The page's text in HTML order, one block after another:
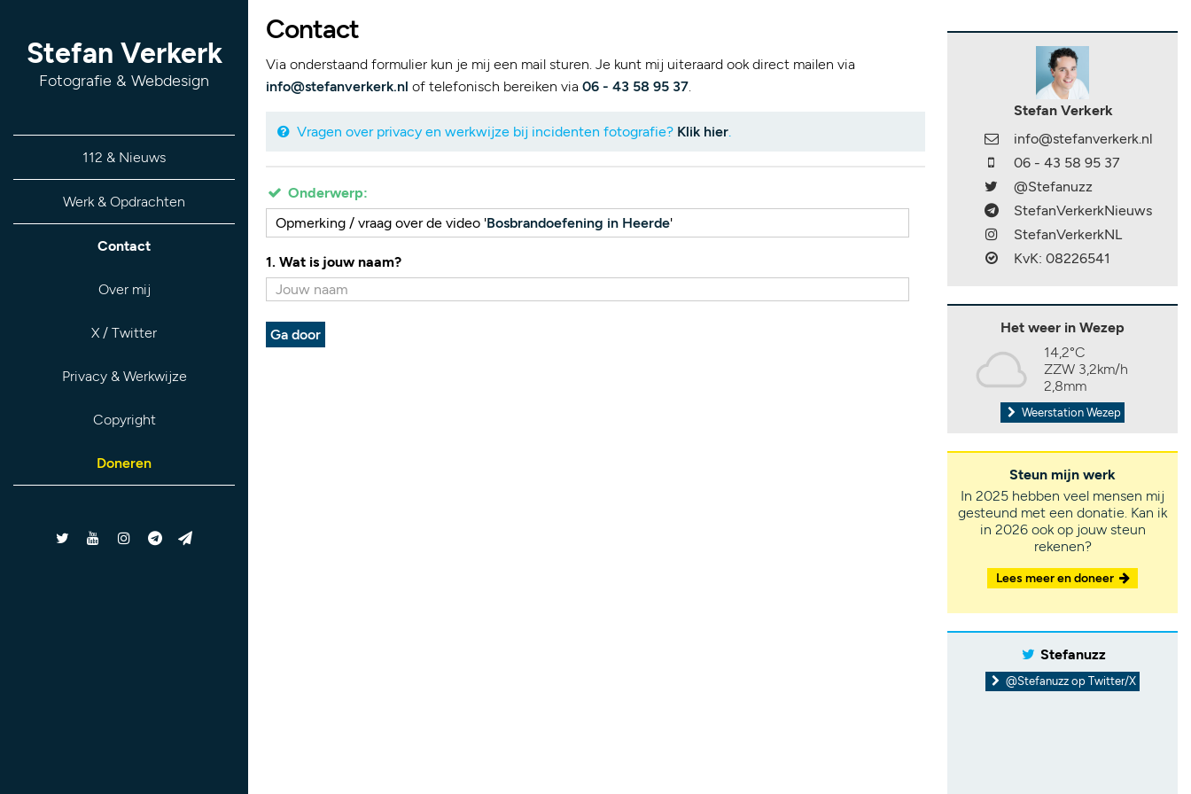
Stefan Verkerk
Fotografie & Webdesign
112 & Nieuws
Werk & Opdrachten
Contact
Over mij
X / Twitter
Privacy & Werkwijze
Copyright
Doneren
Contact
Via onderstaand formulier kun je mij een mail sturen. Je kunt mij uiteraard ook direct mailen via
info@stefanverkerk.nl of telefonisch bereiken via 06 - 43 58 95 37.
Vragen over privacy en werkwijze bij incidenten fotografie? Klik hier.
Onderwerp:
Opmerking / vraag over de video 'Bosbrandoefening in Heerde'
1. Wat is jouw naam?
Ga door
Stefan Verkerk
info@stefanverkerk.nl
06 - 43 58 95 37
@Stefanuzz
StefanVerkerkNieuws
StefanVerkerkNL
KvK: 08226541
Het weer in Wezep
14,2°C
ZZW 3,2km/h
2,8mm
Weerstation Wezep
Steun mijn werk
In 2025 hebben veel mensen mij
gesteund met een donatie. Kan ik
in 2026 ook op jouw steun
rekenen?
Lees meer en doneer
Stefanuzz
@Stefanuzz op Twitter/X